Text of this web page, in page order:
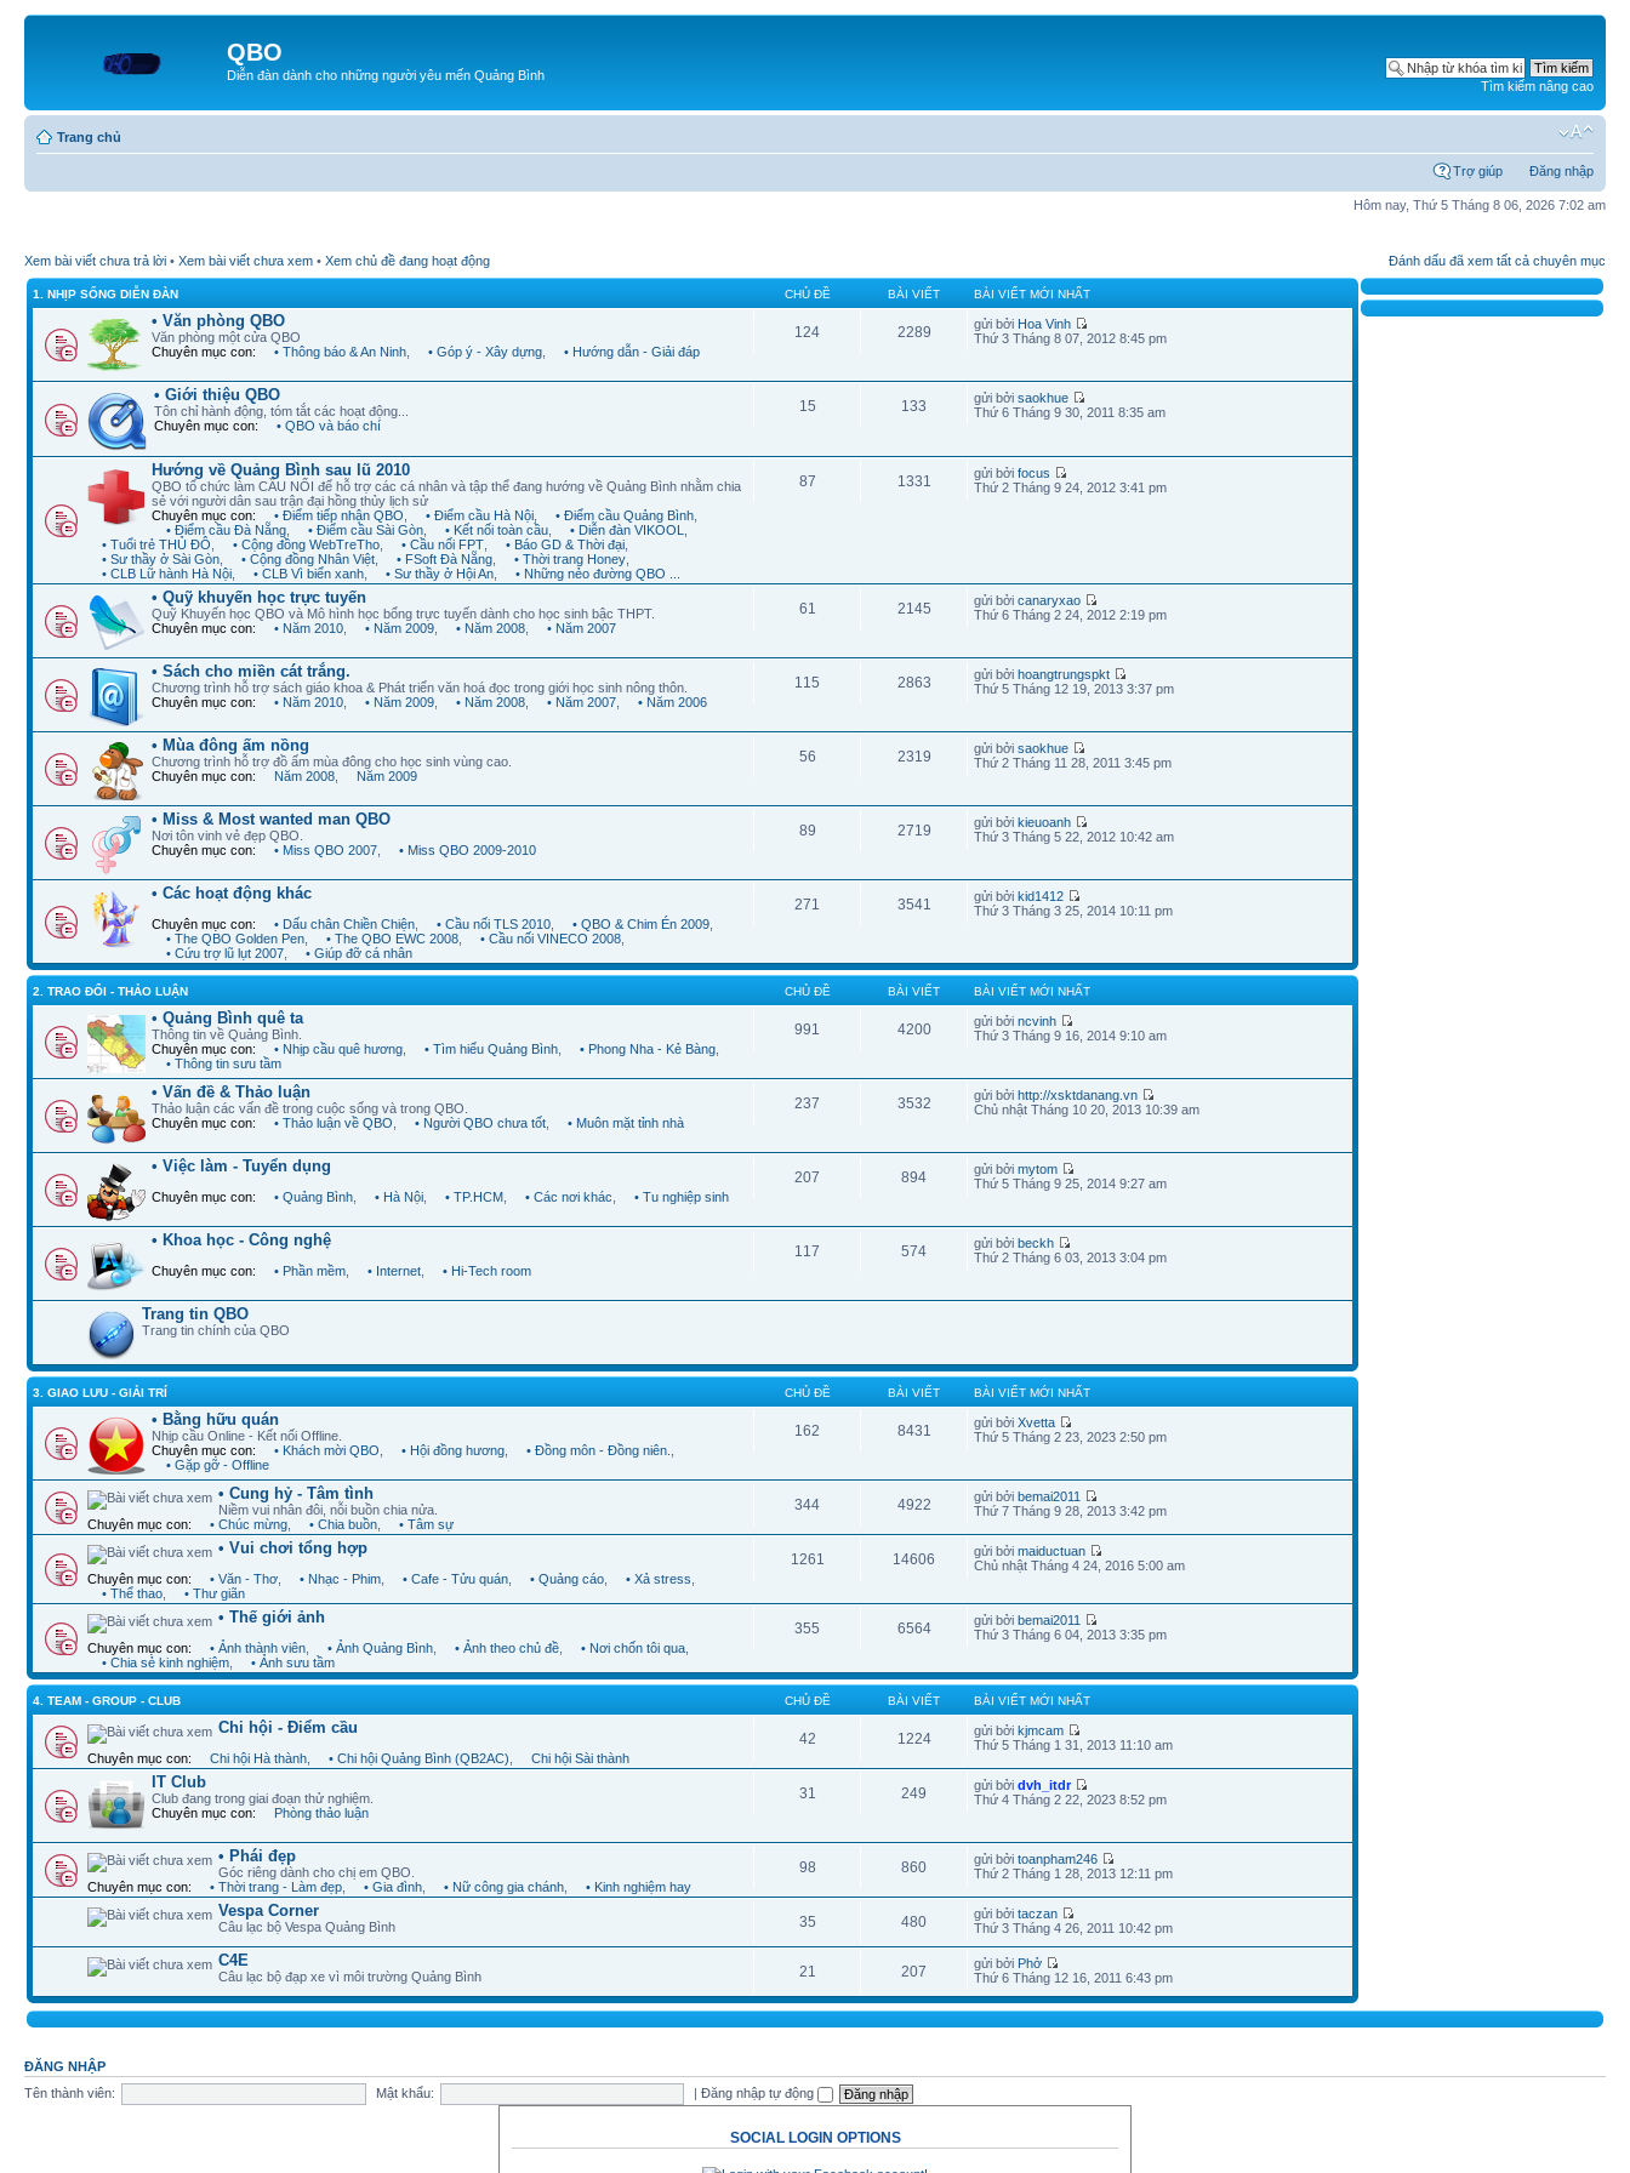
QBO
Diễn đàn dành cho những người yêu mến Quảng Bình
Tìm kiếm nâng cao
Trang chủ
Trợ giúp Đăng nhập
Hôm nay, Thứ 5 Tháng 8 06, 2026 7:02 am
Xem bài viết chưa trả lời • Xem bài viết chưa xem • Xem chủ đề đang hoạt động Đánh dấu đã xem tất cả chuyên mục
1. NHỊP SỐNG DIỄN ĐÀN CHỦ ĐỀ BÀI VIẾT BÀI VIẾT MỚI NHẤT
• Văn phòng QBO
Văn phòng một cửa QBO
Chuyên mục con:
• Thông báo & An Ninh • Góp ý - Xây dựng • Hướng dẫn - Giải đáp
124 2289 gửi bởi Hoa Vinh
Thứ 3 Tháng 8 07, 2012 8:45 pm
• Giới thiệu QBO
Tôn chỉ hành động, tóm tắt các hoạt động...
Chuyên mục con:
• QBO và báo chí
15 133 gửi bởisaokhue
Thứ 6 Tháng 9 30, 2011 8:35 am
Hướng về Quảng Bình sau lũ 2010
QBO tổ chức làm CẦU NỐI để hỗ trợ các cá nhân và tập thể đang hướng về Quảng Bình nhằm chia
sẻ với người dân sau trận đại hồng thủy lịch sử
Chuyên mục con:
• Điểm tiếp nhận QBO • Điểm cầu Hà Nội • Điểm cầu Quảng Bình
• Điểm cầu Đà Nẵng
• Điểm cầu Sài Gòn • Kết nối toàn cầu • Diễn đàn VIKOOL
• Tuổi trẻ THỦ ĐÔ
• Cộng đồng WebTreTho • Cầu nối FPT • Báo GD & Thời đại
• Sư thầy ở Sài Gòn
• Cộng đồng Nhân Việt • FSoft Đà Nẵng • Thời trang Honey
• CLB Lữ hành Hà Nội
• CLB Vì biển xanh • Sư thầy ở Hội An • Những nẻo đường QBO ...
87 1331 gửi bởifocus
Thứ 2 Tháng 9 24, 2012 3:41 pm
• Quỹ khuyến học trực tuyến
Quỹ Khuyến học QBO và Mô hình học bổng trực tuyến dành cho học sinh bậc THPT.
Chuyên mục con:
• Năm 2010 • Năm 2009 • Năm 2008 • Năm 2007
61 2145 gửi bởicanaryxao
Thứ 6 Tháng 2 24, 2012 2:19 pm
• Sách cho miền cát trắng.
Chương trình hỗ trợ sách giáo khoa & Phát triển văn hoá đọc trong giới học sinh nông thôn.
Chuyên mục con:
• Năm 2010 • Năm 2009 • Năm 2008 • Năm 2007 • Năm 2006
115 2863 gửi bởihoangtrungspkt
Thứ 5 Tháng 12 19, 2013 3:37 pm
• Mùa đông ấm nồng
Chương trình hỗ trợ đồ ấm mùa đông cho học sinh vùng cao.
Chuyên mục con:
Năm 2008 Năm 2009
56 2319 gửi bởisaokhue
Thứ 2 Tháng 11 28, 2011 3:45 pm
• Miss & Most wanted man QBO
Nơi tôn vinh vẻ đẹp QBO.
Chuyên mục con:
• Miss QBO 2007 • Miss QBO 2009-2010
89 2719 gửi bởikieuoanh
Thứ 3 Tháng 5 22, 2012 10:42 am
• Các hoạt động khác
Chuyên mục con: • Dấu chân Chiền Chiện • Cầu nối TLS 2010 • QBO & Chim Én 2009
• The QBO Golden Pen
• The QBO EWC 2008 • Cầu nối VINECO 2008
• Cứu trợ lũ lụt 2007
• Giúp đỡ cá nhân
271 3541 gửi bởikid1412
Thứ 3 Tháng 3 25, 2014 10:11 pm
2. TRAO ĐỔI - THẢO LUẬN CHỦ ĐỀ BÀI VIẾT BÀI VIẾT MỚI NHẤT
• Quảng Bình quê ta
Thông tin về Quảng Bình.
Chuyên mục con:
• Nhịp cầu quê hương • Tìm hiểu Quảng Bình • Phong Nha - Kẻ Bàng
• Thông tin sưu tầm
991 4200 gửi bởincvinh
Thứ 3 Tháng 9 16, 2014 9:10 am
• Vấn đề & Thảo luận
Thảo luận các vấn đề trong cuộc sống và trong QBO.
Chuyên mục con:
• Thảo luận về QBO • Người QBO chưa tốt • Muôn mặt tỉnh nhà
237 3532 gửi bởihttp://xsktdanang.vn
Chủ nhật Tháng 10 20, 2013 10:39 am
• Việc làm - Tuyển dụng
Chuyên mục con: • Quảng Bình • Hà Nội • TP.HCM • Các nơi khác • Tu nghiệp sinh
207 894 gửi bởimytom
Thứ 5 Tháng 9 25, 2014 9:27 am
• Khoa học - Công nghệ
Chuyên mục con: • Phần mềm • Internet • Hi-Tech room
117 574 gửi bởibeckh
Thứ 2 Tháng 6 03, 2013 3:04 pm
Trang tin QBO
Trang tin chính của QBO
3. GIAO LƯU - GIẢI TRÍ CHỦ ĐỀ BÀI VIẾT BÀI VIẾT MỚI NHẤT
• Bằng hữu quán
Nhịp cầu Online - Kết nối Offline.
Chuyên mục con:
• Khách mời QBO • Hội đồng hương • Đồng môn - Đồng niên.
• Gặp gỡ - Offline
162 8431 gửi bởiXvetta
Thứ 5 Tháng 2 23, 2023 2:50 pm
• Cung hỷ - Tâm tình
Niềm vui nhân đôi, nỗi buồn chia nửa.
Chuyên mục con:
• Chúc mừng • Chia buồn • Tâm sự
344 4922 gửi bởibemai2011
Thứ 7 Tháng 9 28, 2013 3:42 pm
• Vui chơi tổng hợp
Chuyên mục con: • Văn - Thơ • Nhạc - Phim • Cafe - Tửu quán • Quảng cáo • Xả stress
• Thể thao
• Thư giãn
1261 14606 gửi bởimaiductuan
Chủ nhật Tháng 4 24, 2016 5:00 am
• Thế giới ảnh
Chuyên mục con: • Ảnh thành viên • Ảnh Quảng Bình • Ảnh theo chủ đề • Nơi chốn tôi qua
• Chia sẻ kinh nghiệm
• Ảnh sưu tầm
355 6564 gửi bởibemai2011
Thứ 3 Tháng 6 04, 2013 3:35 pm
4. TEAM - GROUP - CLUB CHỦ ĐỀ BÀI VIẾT BÀI VIẾT MỚI NHẤT
Chi hội - Điểm cầu
Chuyên mục con: Chi hội Hà thành • Chi hội Quảng Bình (QB2AC) Chi hội Sài thành
42 1224 gửi bởikjmcam
Thứ 5 Tháng 1 31, 2013 11:10 am
IT Club
Club đang trong giai đoạn thử nghiệm.
Chuyên mục con:
Phòng thảo luận
31 249 gửi bởidvh_itdr
Thứ 4 Tháng 2 22, 2023 8:52 pm
• Phái đẹp
Góc riêng dành cho chị em QBO.
Chuyên mục con:
• Thời trang - Làm đẹp • Gia đình • Nữ công gia chánh • Kinh nghiệm hay
98 860 gửi bởitoanpham246
Thứ 2 Tháng 1 28, 2013 12:11 pm
Vespa Corner
Câu lạc bộ Vespa Quảng Bình 35 480 gửi bởitaczan
Thứ 3 Tháng 4 26, 2011 10:42 pm
C4E
Câu lạc bộ đạp xe vì môi trường Quảng Bình 21 207 gửi bởi Phở
Thứ 6 Tháng 12 16, 2011 6:43 pm
ĐĂNG NHẬP
Tên thành viên:
Mật khẩu: |Đăng nhập tự động
SOCIAL LOGIN OPTIONS